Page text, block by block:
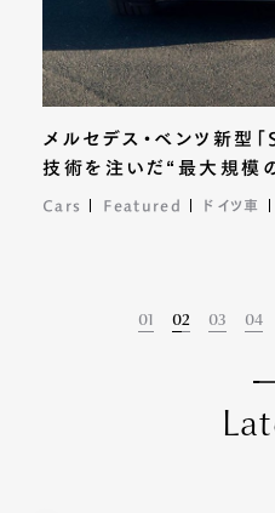
Culture 南極 特集『行
メルセデス・ベンツ新型
技術を注いだ“最大規模
Cars Featured ドイツ車
Art&Design
世界のデザ
Culture 南極 特集『行
01 02 03 04
Lat